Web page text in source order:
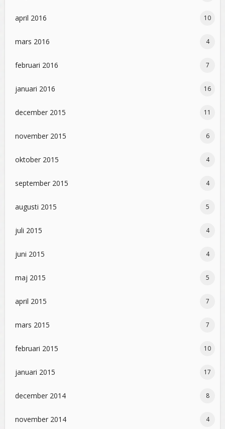
april 2016 10
mars 2016 4
februari 2016 7
januari 2016 16
december 2015 11
november 2015 6
oktober 2015 4
september 2015 4
augusti 2015 5
juli 2015 4
juni 2015 4
maj 2015 5
april 2015 7
mars 2015 7
februari 2015 10
januari 2015 17
december 2014 8
november 2014 4